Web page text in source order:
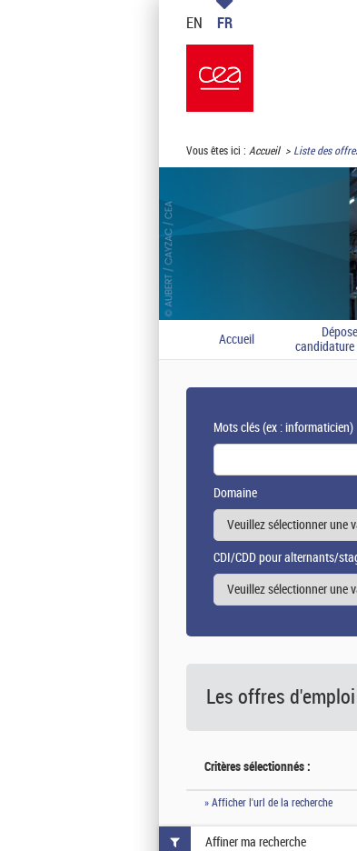
EN FR
Vous êtes ici : Accueil Liste des
Accueil
Mots clés(ex : informaticien)
Domaine
CDI/CDD pour alternants/
Les offres d'emploi
Critères sélectionnés :
» Afficher l'url de la recherche
Affiner ma recherche